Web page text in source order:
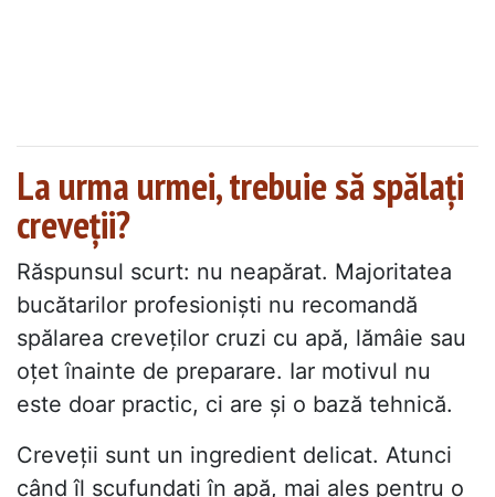
La urma urmei, trebuie să spălați
creveții?
Răspunsul scurt: nu neapărat. Majoritatea
bucătarilor profesioniști nu recomandă
spălarea creveților cruzi cu apă, lămâie sau
oțet înainte de preparare. Iar motivul nu
este doar practic, ci are și o bază tehnică.
Creveții sunt un ingredient delicat. Atunci
când îl scufundați în apă, mai ales pentru o